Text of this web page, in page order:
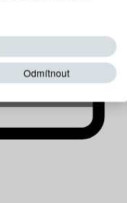
Odmítnout